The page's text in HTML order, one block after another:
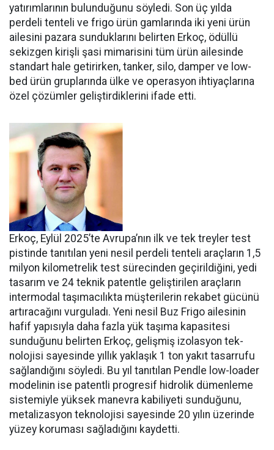
yatırımlarının bulunduğunu söy­ledi. Son üç yılda
perdeli tenteli ve frigo ürün gamlarında iki yeni ürün
ailesini pazara sundukları­nı belirten Erkoç, ödüllü
sekizgen kirişli şasi mimarisini tüm ürün ailesinde
standart hale getirir­ken, tanker, silo, damper ve low­
bed ürün gruplarında ülke ve ope­rasyon ihtiyaçlarına
özel çözüm­ler geliştirdiklerini ifade etti.
Erkoç, Eylül 2025’te Avru­pa’nın ilk ve tek treyler test
pistin­de tanıtılan yeni nesil perdeli ten­teli araçların 1,5
milyon kilomet­relik test sürecinden geçirildiğini, yedi
tasarım ve 24 teknik patentle geliştirilen araçların
intermodal taşımacılıkta müşterilerin reka­bet gücünü
artıracağını vurgula­dı. Yeni nesil Buz Frigo ailesinin
hafif yapısıyla daha fazla yük ta­şıma kapasitesi
sunduğunu belir­ten Erkoç, gelişmiş izolasyon tek­
nolojisi sayesinde yıllık yaklaşık 1 ton yakıt tasarrufu
sağlandığı­nı söyledi. Bu yıl tanıtılan Pendle low-loader
modelinin ise patent­li progresif hidrolik dümenleme
sistemiyle yüksek manevra kabi­liyeti sunduğunu,
metalizasyon teknolojisi sayesinde 20 yılın üze­rinde
yüzey koruması sağladığını kaydetti.